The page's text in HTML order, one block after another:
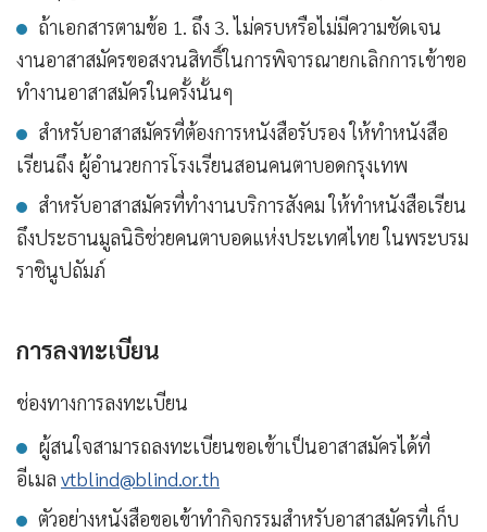
ถ้าเอกสารตามข้อ 1. ถึง 3. ไม่ครบหรือไม่มีความชัดเจน
งานอาสาสมัครขอสงวนสิทธิ์ในการพิจารณายกเลิกการเข้าขอ
ทำงานอาสาสมัครในครั้งนั้นๆ
สำหรับอาสาสมัครที่ต้องการหนังสือรับรอง ให้ทำหนังสือ
เรียนถึง ผู้อำนวยการโรงเรียนสอนคนตาบอดกรุงเทพ
สำหรับอาสาสมัครที่ทำงานบริการสังคม ให้ทำหนังสือเรียน
ถึงประธานมูลนิธิช่วยคนตาบอดแห่งประเทศไทย ในพระบรม
ราชินูปถัมภ์
การลงทะเบียน
ช่องทางการลงทะเบียน
ผู้สนใจสามารถลงทะเบียนขอเข้าเป็นอาสาสมัครได้ที่
อีเมล vtblind@blind.or.th
ตัวอย่างหนังสือขอเข้าทำกิจกรรมสำหรับอาสาสมัครที่เก็บ